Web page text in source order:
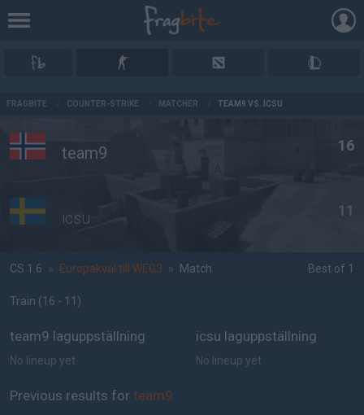
FRAGBITE COUNTER-STRIKE MATCHER TEAM9 VS. ICSU
team9 16
icsu 11
CS 1.6 » Europakval till WEG3 » Match Best of 1
Train (16 - 11 )
team9 laguppställning
No lineup yet
icsu laguppställning
No lineup yet
Previous results for team9